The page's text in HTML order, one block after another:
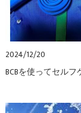
2024/12/20
BCBを使ってセルフ